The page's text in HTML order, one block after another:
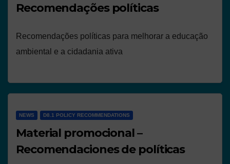
Recomendações políticas
Recomendações políticas para melhorar a educação
ambiental e a cidadania ativa
NEWS D8.1 POLICY RECOMMENDATIONS
Material promocional –
Recomendaciones de políticas